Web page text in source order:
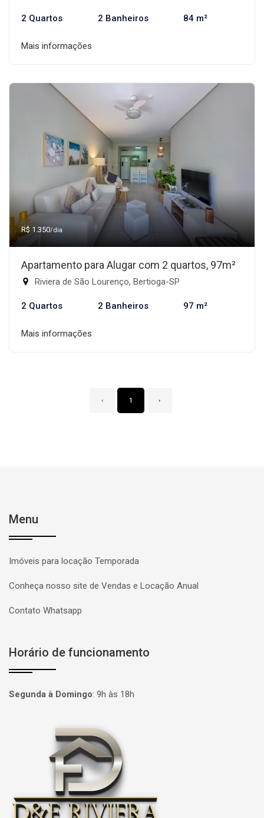
2 Quartos 2 Banheiros 84 m²
Mais informações
R$ 1.350/dia
Apartamento para Alugar com 2 quartos, 97m²
Riviera de São Lourenço, Bertioga-SP
2 Quartos 2 Banheiros 97 m²
Mais informações
‹ 1 ›
Menu
Imóveis para locação Temporada
Conheça nosso site de Vendas e Locação Anual
Contato Whatsapp
Horário de funcionamento
Segunda à Domingo: 9h às 18h
Página inicial